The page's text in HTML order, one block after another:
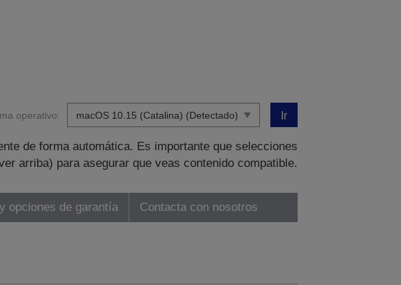
operativo: Ir
de forma automática. Es importante que selecciones
arriba) para asegurar que veas contenido compatible.
opciones de garantía Contacta con nosotros